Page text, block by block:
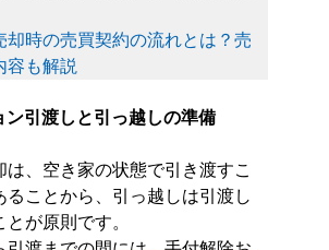
却時の売買契約の流れとは？売
容も解説
ン引渡しと引っ越しの準備
は、空き家の状態で引き渡すこ
ることから、引っ越しは引渡し
が原則です。